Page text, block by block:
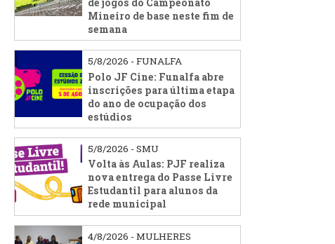
Mineiro de base neste fim de
semana
5/8/2026 - FUNALFA
Polo JF Cine: Funalfa abre
inscrições para última etapa
do ano de ocupação dos
estúdios
5/8/2026 - SMU
Volta às Aulas: PJF realiza
nova entrega do Passe Livre
Estudantil para alunos da
rede municipal
4/8/2026 - MULHERES